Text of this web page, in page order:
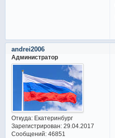
andrei2006
Администратор
Откуда:Екатеринбург
Зарегистрирован: 29.04.2017
Сообщений:46851